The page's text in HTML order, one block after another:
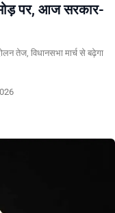
पर, आज सरकार-
तेज, विधानसभा मार्च से बढ़ेगा